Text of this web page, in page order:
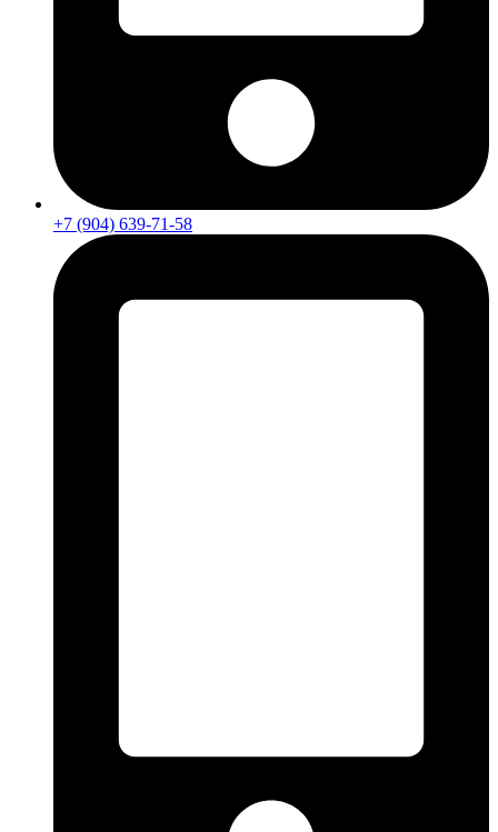
+7 (904) 639-71-58